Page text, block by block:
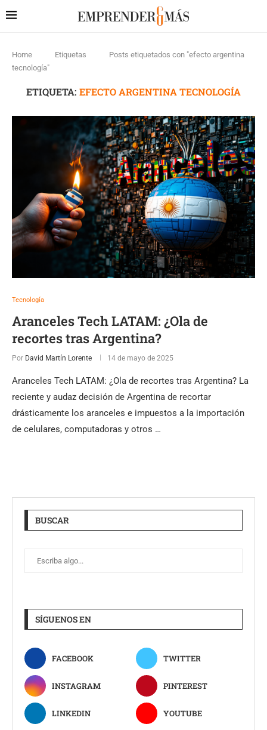
Home Etiquetas
Posts etiquetados con "efecto argentina
tecnología"
ETIQUETA: EFECTO ARGENTINA TECNOLOGÍA
Tecnología
Aranceles Tech LATAM: ¿Ola de
recortes tras Argentina?
Por David Martín Lorente 14 de mayo de 2025
Aranceles Tech LATAM: ¿Ola de recortes tras Argentina? La
reciente y audaz decisión de Argentina de recortar
drásticamente los aranceles e impuestos a la importación
de celulares, computadoras y otros …
BUSCAR
SÍGUENOS EN
FACEBOOK TWITTER
INSTAGRAM PINTEREST
LINKEDIN YOUTUBE